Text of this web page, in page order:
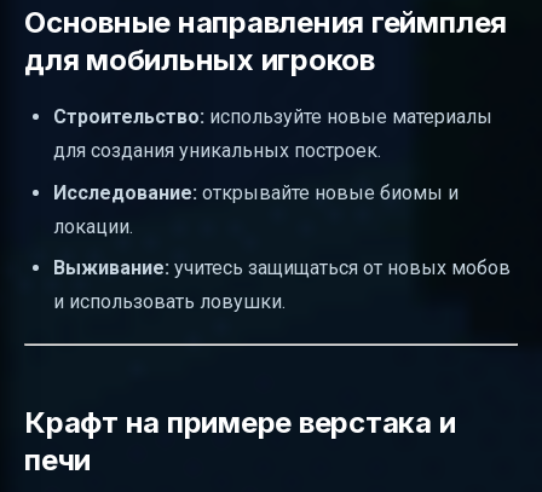
Основные направления геймплея
для мобильных игроков
Строительство: используйте новые материалы
для создания уникальных построек.
Исследование: открывайте новые биомы и
локации.
Выживание: учитесь защищаться от новых мобов
и использовать ловушки.
Крафт на примере верстака и
печи